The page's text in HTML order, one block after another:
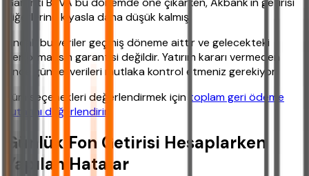
diğerlerine kıyasla daha düşük kalmış.
Ancak bu veriler geçmiş döneme aittir ve gelecekteki
performansın garantisi değildir. Yatırım kararı vermeden
önce güncel verileri mutlaka kontrol etmeniz gerekiyor.
Tüm seçenekleri değerlendirmek için toplam geri ödeme
tutarını değerlendirin
Günlük Fon Getirisi Hesaplarken
Yapılan Hatalar